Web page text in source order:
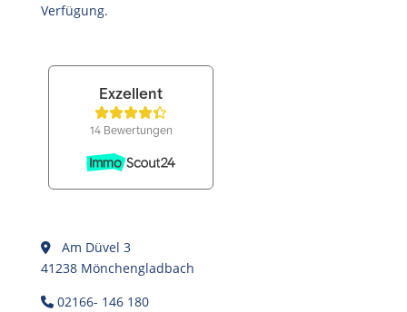
Verfügung.
Am Düvel 3
41238 Mönchengladbach
02166- 146 180